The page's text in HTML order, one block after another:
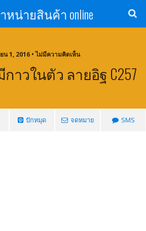
หน่ายสินค้า online
น 1, 2016 • ไม่มีความคิดเห็น
าวในตัว ลายอิฐ C257
ปักหมุด จดหมาย SMS